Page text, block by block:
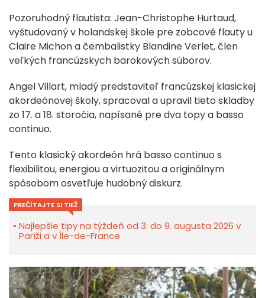
Pozoruhodný flautista: Jean-Christophe Hurtaud,
vyštudovaný v holandskej škole pre zobcové flauty u
Claire Michon a čembalistky Blandine Verlet, člen
veľkých francúzskych barokových súborov.
Angel Villart, mladý predstaviteľ francúzskej klasickej
akordeónovej školy, spracoval a upravil tieto skladby
zo 17. a 18. storočia, napísané pre dva topy a basso
continuo.
Tento klasický akordeón hrá basso continuo s
flexibilitou, energiou a virtuozitou a originálnym
spôsobom osvetľuje hudobný diskurz.
PREČÍTAJTE SI TIEŽ
Najlepšie tipy na týždeň od 3. do 9. augusta 2026 v
Paríži a v Île-de-France